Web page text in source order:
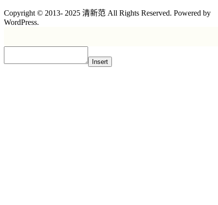
Copyright © 2013- 2025 清新范 All Rights Reserved. Powered by
WordPress.
Insert